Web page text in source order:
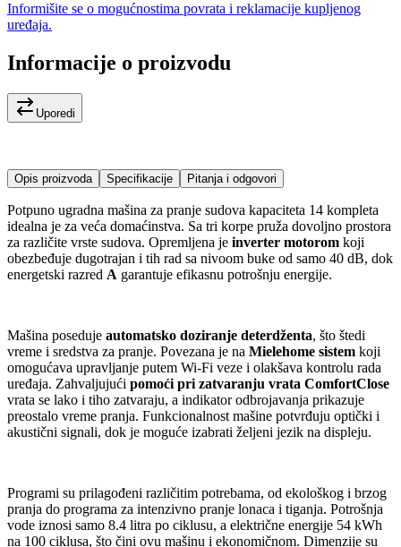
Informišite se o mogućnostima povrata i reklamacije kupljenog
uređaja.
Informacije o proizvodu
Uporedi
Opis proizvoda Specifikacije Pitanja i odgovori
Potpuno ugradna mašina za pranje sudova kapaciteta 14 kompleta
idealna je za veća domaćinstva. Sa tri korpe pruža dovoljno prostora
za različite vrste sudova. Opremljena je inverter motorom koji
obezbeđuje dugotrajan i tih rad sa nivoom buke od samo 40 dB, dok
energetski razred A garantuje efikasnu potrošnju energije.
Mašina poseduje automatsko doziranje deterdženta, što štedi
vreme i sredstva za pranje. Povezana je na Mielehome sistem koji
omogućava upravljanje putem Wi-Fi veze i olakšava kontrolu rada
uređaja. Zahvaljujući pomoći pri zatvaranju vrata ComfortClose
vrata se lako i tiho zatvaraju, a indikator odbrojavanja prikazuje
preostalo vreme pranja. Funkcionalnost mašine potvrđuju optički i
akustični signali, dok je moguće izabrati željeni jezik na displeju.
Programi su prilagođeni različitim potrebama, od ekološkog i brzog
pranja do programa za intenzivno pranje lonaca i tiganja. Potrošnja
vode iznosi samo 8.4 litra po ciklusu, a električne energije 54 kWh
na 100 ciklusa, što čini ovu mašinu i ekonomičnom. Dimenzije su